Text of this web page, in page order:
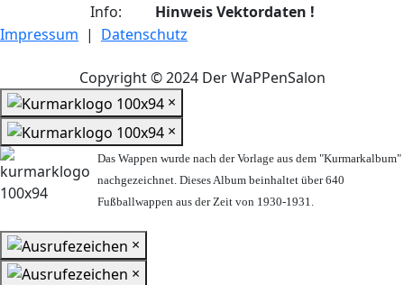
Info:
Hinweis Vektordaten !
Impressum | Datenschutz
Copyright © 2024 Der WaPPenSalon
×
×
Das Wappen wurde nach der Vorlage aus dem "Kurmarkalbum"
nachgezeichnet. Dieses Album beinhaltet über 640
Fußballwappen aus der Zeit von 1930-1931.
×
×